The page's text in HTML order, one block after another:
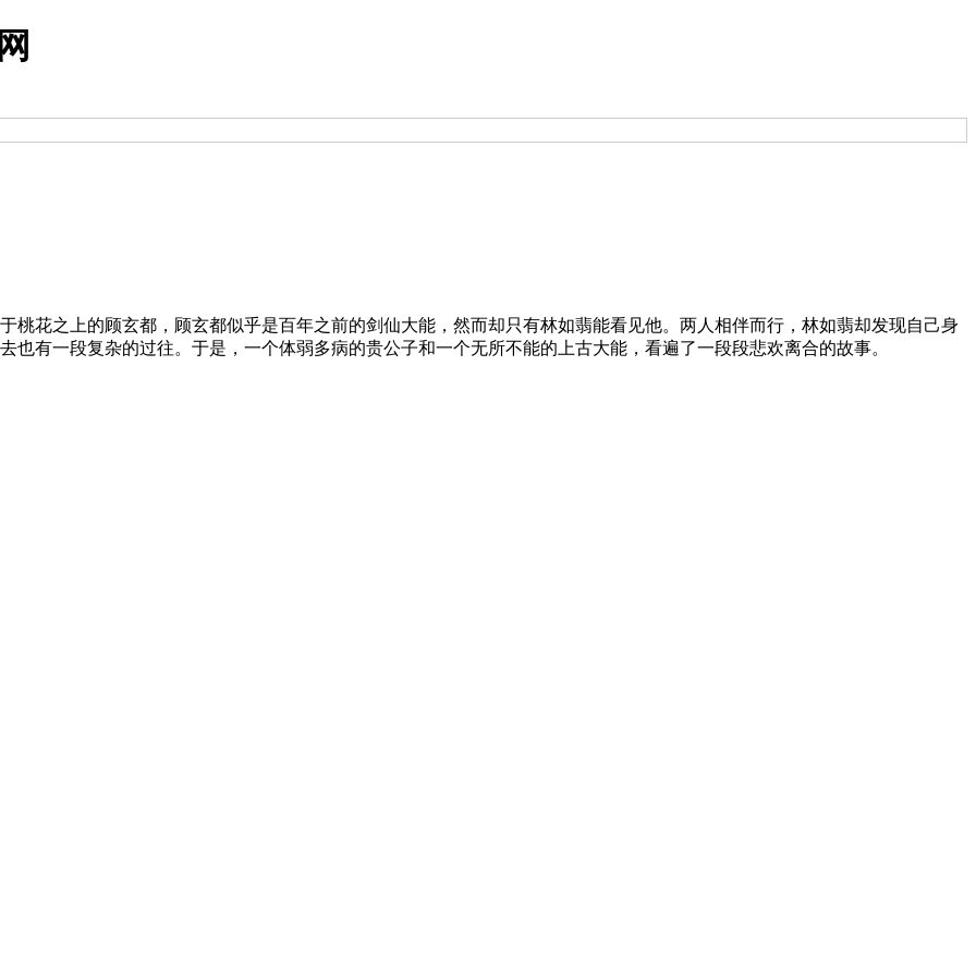
桃花之上的顾玄都，顾玄都似乎是百年之前的剑仙大能，然而却只有林如翡能看见他。两人相伴而行，林如翡却发现自己身
也有一段复杂的过往。于是，一个体弱多病的贵公子和一个无所不能的上古大能，看遍了一段段悲欢离合的故事。